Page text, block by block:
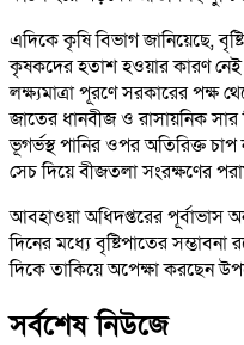
এদিকে কৃষি বিভাগ জানিয়েছে,
কৃষকদের হতাশ হওয়ার কারণ
লক্ষ্যমাত্রা পূরণে সরকারের পক্ষ
জাতের ধানবীজ ও রাসায়নিক সার
ভূগর্ভস্থ পানির ওপর অতিরিক্ত
সেচ দিয়ে বীজতলা সংরক্ষণের
আবহাওয়া অধিদপ্তরের পূর্বাভাস
দিনের মধ্যে বৃষ্টিপাতের
দিকে তাকিয়ে অপেক্ষা করছেন
সর্বশেষ নিউজে